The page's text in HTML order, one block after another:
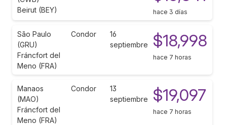
Beirut (BEY)
hace 3 días
São Paulo
(GRU)
Fráncfort del
Meno (FRA)
Condor
16
septiembre
$18,998
hace 7 horas
Manaos
(MAO)
Fráncfort del
Meno (FRA)
Condor
13
septiembre
$19,097
hace 7 horas